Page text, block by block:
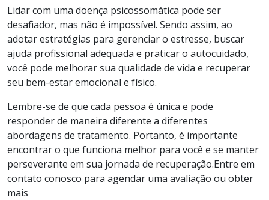
Lidar com uma doença psicossomática pode ser
desafiador, mas não é impossível. Sendo assim, ao
adotar estratégias para gerenciar o estresse, buscar
ajuda profissional adequada e praticar o autocuidado,
você pode melhorar sua qualidade de vida e recuperar
seu bem-estar emocional e físico.
Lembre-se de que cada pessoa é única e pode
responder de maneira diferente a diferentes
abordagens de tratamento. Portanto, é importante
encontrar o que funciona melhor para você e se manter
perseverante em sua jornada de recuperação.Entre em
contato conosco para agendar uma avaliação ou obter
mais